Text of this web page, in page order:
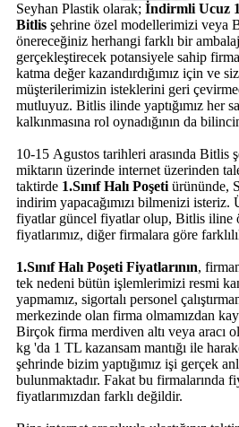
Seyhan Plastik olarak; İndirmli Ucuz
Bitlis şehrine özel modellerimizi veya
önereceğiniz herhangi farklı bir
gerçekleştirecek potansiyele sahip
katma değer kazandırdığımız için ve
müşterilerimizin isteklerini geri
mutluyuz. Bitlis ilinde yaptığımız her
kalkınmasına rol oynadığının da
10-15 Agustos tarihleri arasında Bitlis
miktarın üzerinde internet üzerinden
taktirde 1.Sınıf Halı Poşeti ürününde,
indirim yapacağımızı bilmenizi isteriz.
fiyatlar güncel fiyatlar olup, Bitlis iline
fiyatlarımız, diğer firmalara göre
1.Sınıf Halı Poşeti Fiyatlarının,
tek nedeni bütün işlemlerimizi resmi
yapmamız, sigortalı personel
merkezinde olan firma olmamızdan
Birçok firma merdiven altı veya aracı
kg 'da 1 TL kazansam mantığı ile
şehrinde bizim yaptığımız işi gerçek
bulunmaktadır. Fakat bu firmalarında
fiyatlarımızdan farklı değildir.